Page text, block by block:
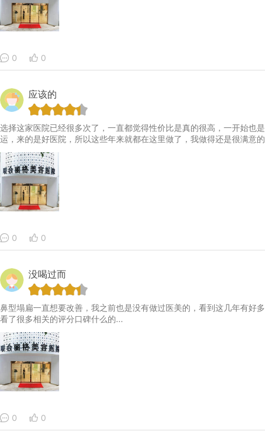
0 0
应该的
选择这家医院已经很多次了，一直都觉得性价比是真的很高，一开始也
运，来的是好医院，所以这些年来就都在这里做了，我做得还是很满意
0 0
没喝过而
鼻型塌扁一直想要改善，我之前也是没有做过医美的，看到这几年有好
看了很多相关的评分口碑什么的...
0 0